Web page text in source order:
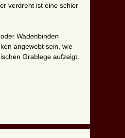
verdreht ist eine schier
Wadenbinden
angewebt sein, wie
Grablege aufzeigt.